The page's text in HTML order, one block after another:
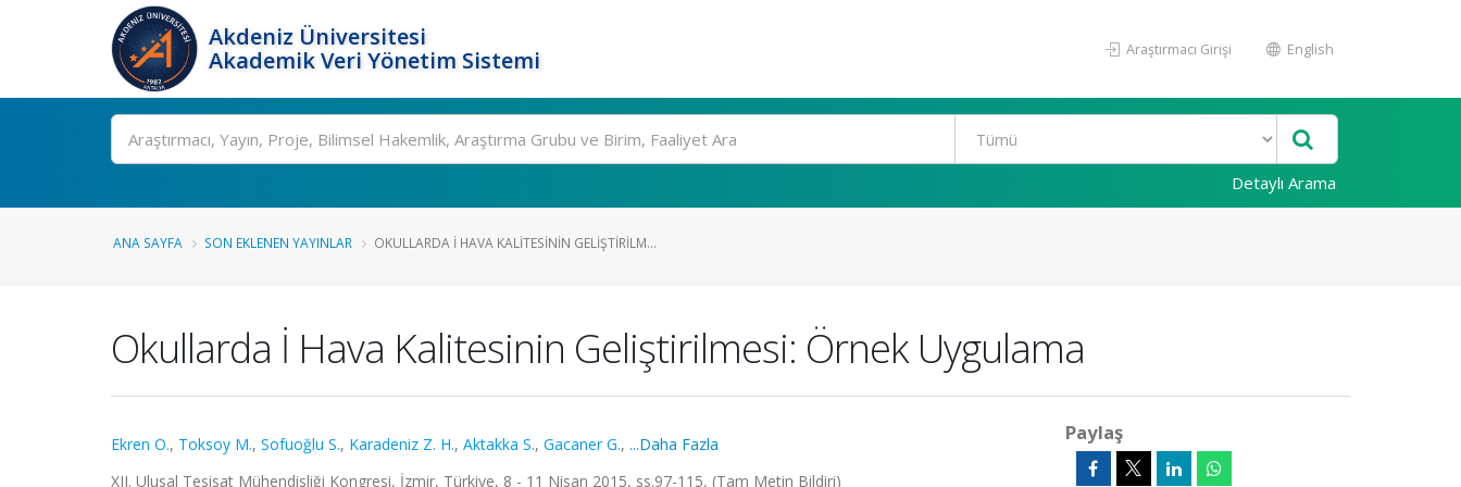
Akdeniz Üniversitesi
Akademik Veri Yönetim Sistemi
Araştırmacı Girişi English
Ara
Detaylı Arama
ANA SAYFA SON EKLENEN YAYINLAR OKULLARDA İ HAVA KALITESININ GELIŞTIRILM...
Okullarda İ Hava Kalitesinin Geliştirilmesi: Örnek Uygulama
Ekren O., Toksoy M., Sofuoğlu S., Karadeniz Z. H., Aktakka S., Gacaner G., ...Daha Fazla
XII. Ulusal Tesisat Mühendisliği Kongresi, İzmir, Türkiye, 8 - 11 Nisan 2015, ss.97-115, (Tam Metin Bildiri)
Paylaş